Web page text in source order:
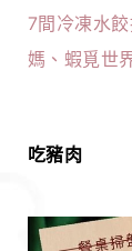
7間冷凍水
媽、蝦覓世
吃豬肉